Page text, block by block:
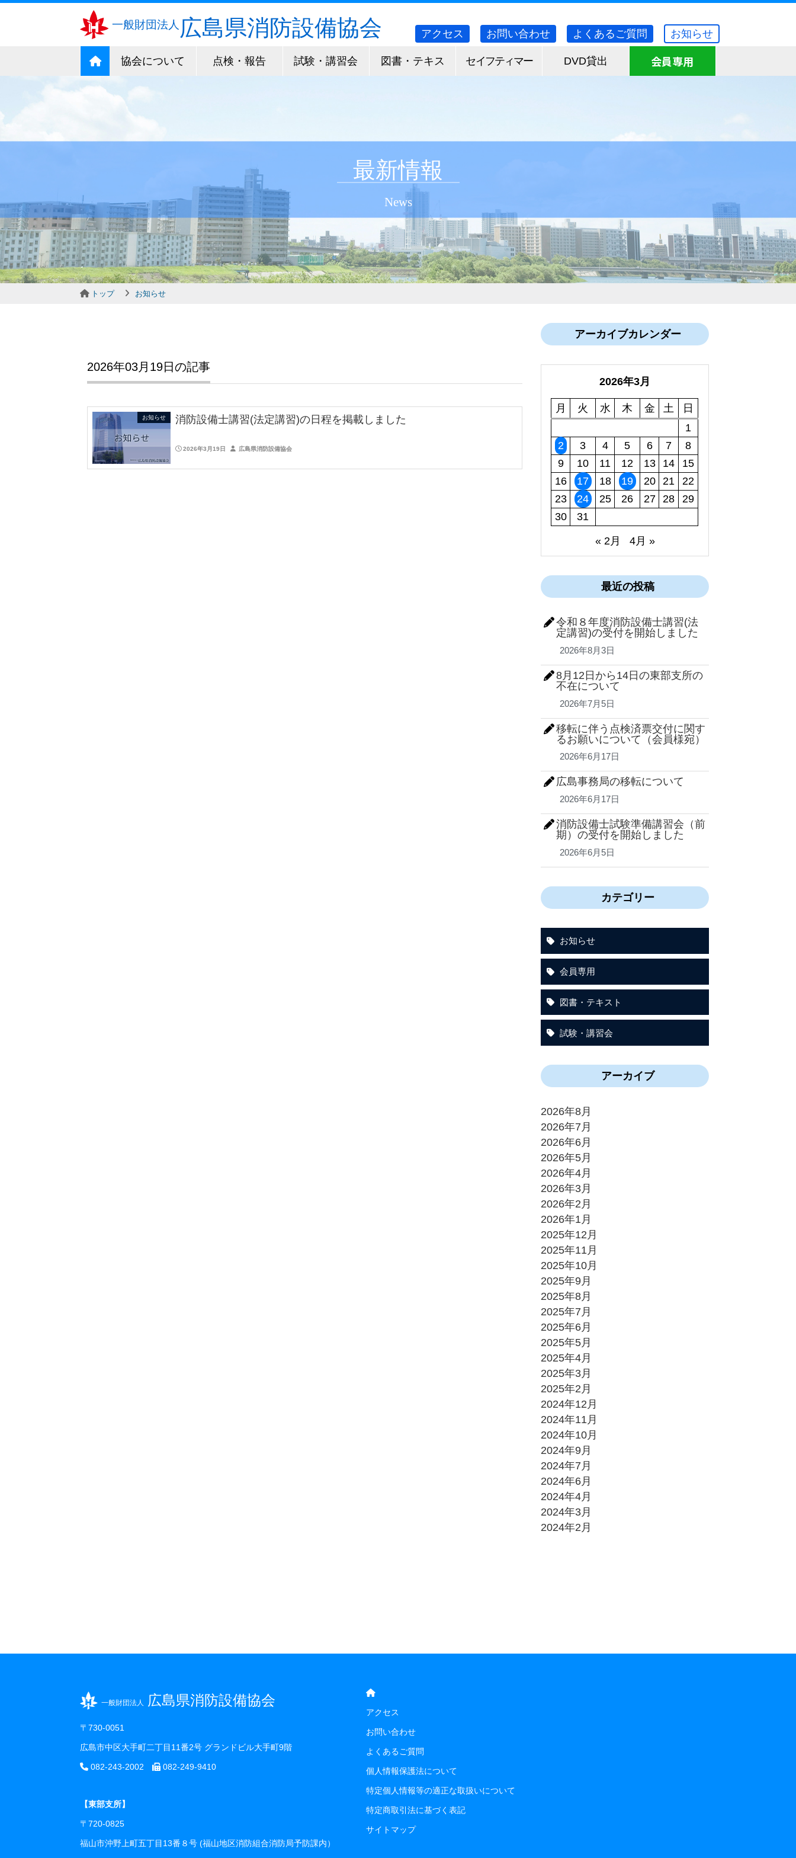
一般財団法人 広島県消防設備協会 アクセス お問い合わせ よくあるご質問 お知らせ
協会について 点検・報告 試験・講習会 図書・テキス セイフティマー DVD貸出 会員専用
最新情報
News
トップ お知らせ
2026年03月19日の記事
お知らせ 消防設備士講習(法定講習)の日程を掲載しました
2026年3月19日 広島県消防設備協会
アーカイブカレンダー
2026年3月
月 火 水 木 金 土
日
1
2
3 4 5 6 7
8
9
10 11 12 13 14
15
16
17 18 19 20 21
22
23
24 25 26 27 28
29
30
31
« 2月 4月 »
最近の投稿
令和８年度消防設備士講習(法
定講習)の受付を開始しました
2026年8月3日
8月12日から14日の東部支所の
不在について
2026年7月5日
移転に伴う点検済票交付に関す
るお願いについて（会員様宛）
2026年6月17日
広島事務局の移転について
2026年6月17日
消防設備士試験準備講習会（前
期）の受付を開始しました
2026年6月5日
カテゴリー
お知らせ
会員専用
図書・テキスト
試験・講習会
アーカイブ
2026年8月
2026年7月
2026年6月
2026年5月
2026年4月
2026年3月
2026年2月
2026年1月
2025年12月
2025年11月
2025年10月
2025年9月
2025年8月
2025年7月
2025年6月
2025年5月
2025年4月
2025年3月
2025年2月
2024年12月
2024年11月
2024年10月
2024年9月
2024年7月
2024年6月
2024年4月
2024年3月
2024年2月
一般財団法人 広島県消防設備協会
〒730-0051
広島市中区大手町二丁目11番2号 グランドビル大手町9階
082-243-2002 082-249-9410
【東部支所】
〒720-0825
福山市沖野上町五丁目13番８号 (福山地区消防組合消防局予防課内）
アクセス
お問い合わせ
よくあるご質問
個人情報保護法について
特定個人情報等の適正な取扱いについて
特定商取引法に基づく表記
サイトマップ